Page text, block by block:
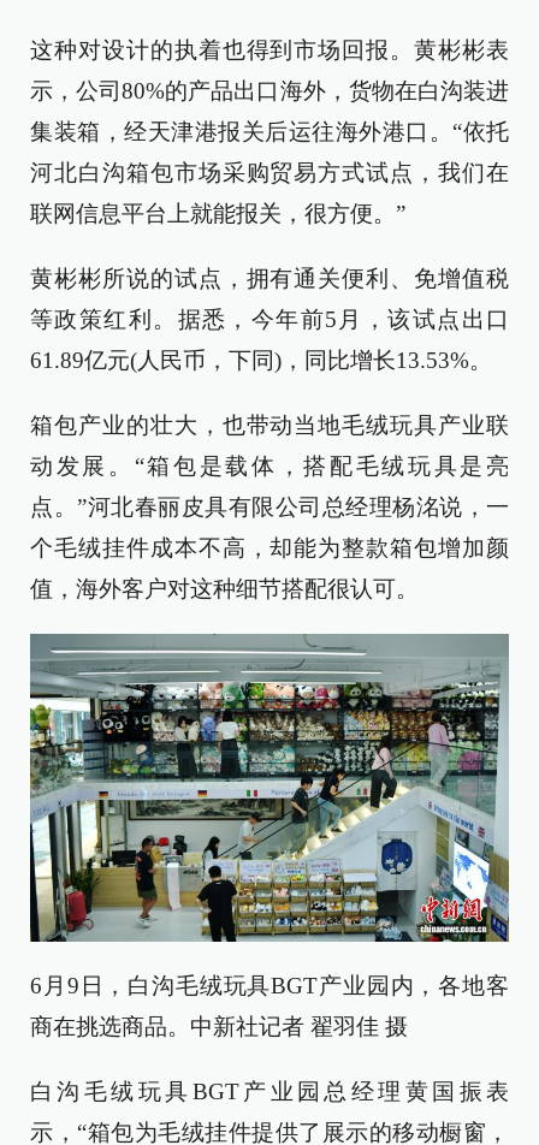
这种对设计的执着也得到市场回报。黄彬彬表
示，公司80%的产品出口海外，货物在白沟装进
集装箱，经天津港报关后运往海外港口。“依托
河北白沟箱包市场采购贸易方式试点，我们在
联网信息平台上就能报关，很方便。”
黄彬彬所说的试点，拥有通关便利、免增值税
等政策红利。据悉，今年前5月，该试点出口
61.89亿元(人民币，下同)，同比增长13.53%。
箱包产业的壮大，也带动当地毛绒玩具产业联
动发展。“箱包是载体，搭配毛绒玩具是亮
点。”河北春丽皮具有限公司总经理杨洺说，一
个毛绒挂件成本不高，却能为整款箱包增加颜
值，海外客户对这种细节搭配很认可。
6月9日，白沟毛绒玩具BGT产业园内，各地客
商在挑选商品。中新社记者 翟羽佳 摄
白沟毛绒玩具BGT产业园总经理黄国振表
示，“箱包为毛绒挂件提供了展示的移动橱窗，